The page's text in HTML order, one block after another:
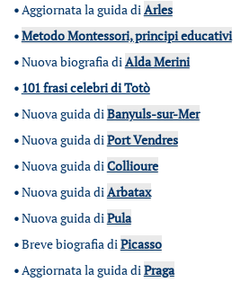
•Aggiornata la guida diArles
•Metodo Montessori, principi educativi
•Nuova biografia diAlda Merini
• 101 frasi celebri di Totò
•Nuova guida diBanyuls-sur-Mer
•Nuova guida diPort Vendres
•Nuova guida diCollioure
•Nuova guida diArbatax
•Nuova guida diPula
•Breve biografia diPicasso
•Aggiornata la guida diPraga